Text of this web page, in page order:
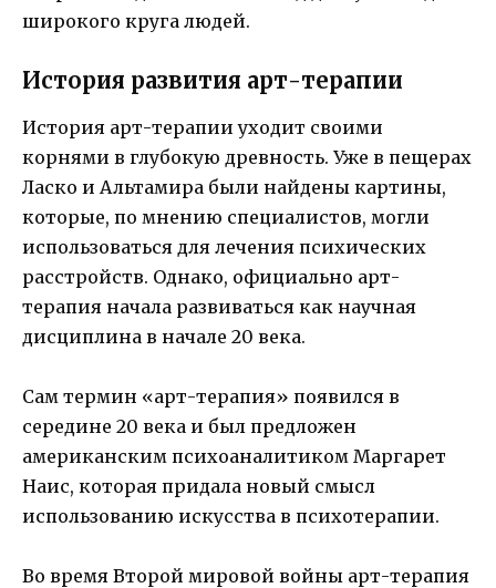
широкого круга людей.
История развития арт-терапии
История арт-терапии уходит своими
корнями в глубокую древность. Уже в пещерах
Ласко и Альтамира были найдены картины,
которые, по мнению специалистов, могли
использоваться для лечения психических
расстройств. Однако, официально арт-
терапия начала развиваться как научная
дисциплина в начале 20 века.
Сам термин «арт-терапия» появился в
середине 20 века и был предложен
американским психоаналитиком Маргарет
Наис, которая придала новый смысл
использованию искусства в психотерапии.
Во время Второй мировой войны арт-терапия